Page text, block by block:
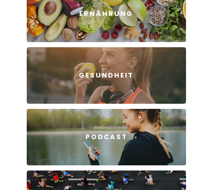
ERNÄHRUNG
GESUNDHEIT
PODCAST